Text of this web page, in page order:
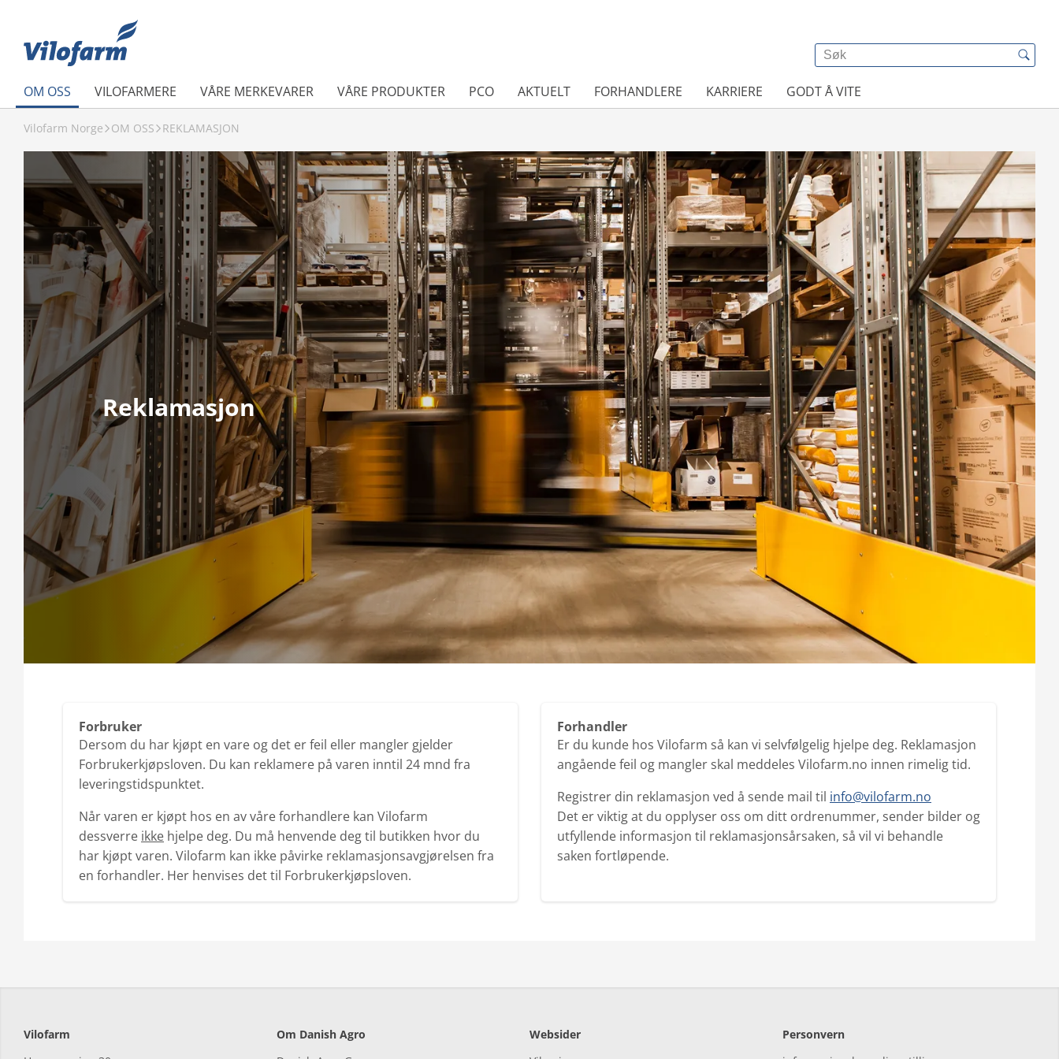
OM OSS VILOFARMERE VÅRE MERKEVARER VÅRE PRODUKTER PCO AKTUELT FORHANDLERE KARRIERE GODT Å VITE
Vilofarm Norge OM OSS REKLAMASJON
Reklamasjon
Forbruker
Dersom du har kjøpt en vare og det er feil eller mangler gjelder
Forbrukerkjøpsloven. Du kan reklamere på varen inntil 24 mnd fra
leveringstidspunktet.
Når varen er kjøpt hos en av våre forhandlere kan Vilofarm
dessverre ikke hjelpe deg. Du må henvende deg til butikken hvor du
har kjøpt varen. Vilofarm kan ikke påvirke reklamasjonsavgjørelsen fra
en forhandler. Her henvises det til Forbrukerkjøpsloven.
Forhandler
Er du kunde hos Vilofarm så kan vi selvfølgelig hjelpe deg. Reklamasjon
angående feil og mangler skal meddeles Vilofarm.no innen rimelig tid.
Registrer din reklamasjon ved å sende mail til info@vilofarm.no
Det er viktig at du opplyser oss om ditt ordrenummer, sender bilder og
utfyllende informasjon til reklamasjonsårsaken, så vil vi behandle
saken fortløpende.
Vilofarm
Om Danish Agro
Websider
Personvern